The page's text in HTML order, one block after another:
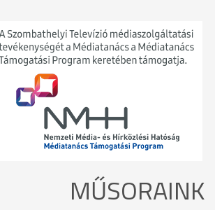
MŰSORAINK